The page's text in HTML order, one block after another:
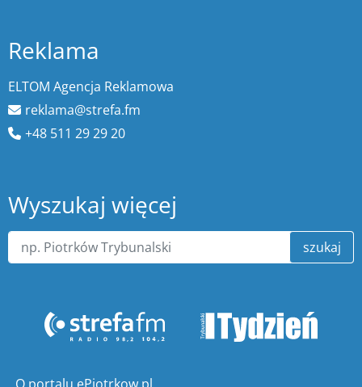
Reklama
ELTOM Agencja Reklamowa
reklama@strefa.fm
+48 511 29 29 20
Wyszukaj więcej
szukaj